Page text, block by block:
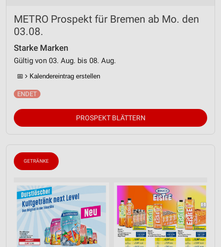
METRO Prospekt für Bremen ab Mo. den
03.08.
Starke Marken
Gültig von 03. Aug. bis 08. Aug.
📅 Kalendereintrag erstellen
PROSPEKT BLÄTTERN
GETRÄNKE